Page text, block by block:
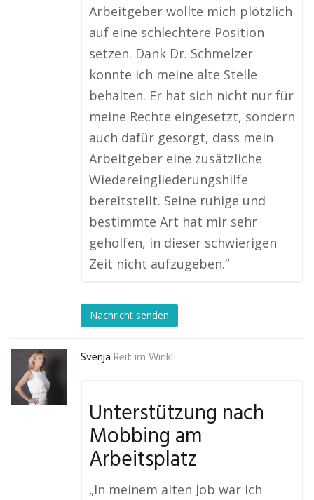
Arbeitgeber wollte mich plötzlich
auf eine schlechtere Position
setzen. Dank Dr. Schmelzer
konnte ich meine alte Stelle
behalten. Er hat sich nicht nur für
meine Rechte eingesetzt, sondern
auch dafür gesorgt, dass mein
Arbeitgeber eine zusätzliche
Wiedereingliederungshilfe
bereitstellt. Seine ruhige und
bestimmte Art hat mir sehr
geholfen, in dieser schwierigen
Zeit nicht aufzugeben.“
Nachricht senden
Svenja Reit im Winkl
Unterstützung nach
Mobbing am
Arbeitsplatz
„In meinem alten Job war ich